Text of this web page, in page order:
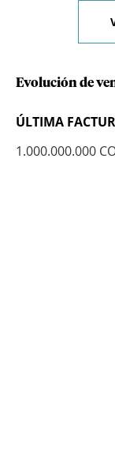
Evolución de
ÚLTIMA
1.000.000.000